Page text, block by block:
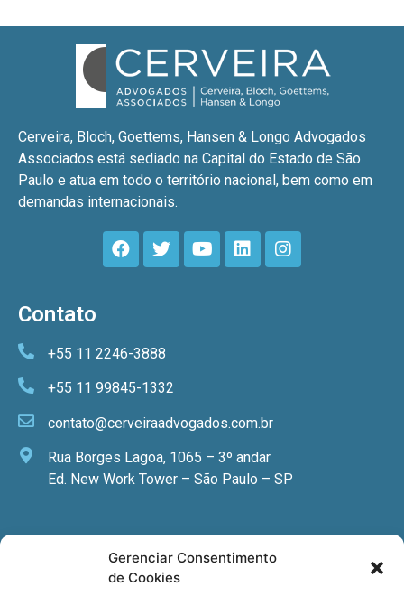
Gerenciar Consentimento
de Cookies
Cerveira, Bloch, Goettems, Hansen & Longo Advogados
Associados está sediado na Capital do Estado de São
Paulo e atua em todo o território nacional, bem como em
demandas internacionais.
Contato
+55 11 2246-3888
+55 11 99845-1332
contato@cerveiraadvogados.com.br
Rua Borges Lagoa, 1065 – 3º andar
Ed. New Work Tower – São Paulo – SP
Newsletter